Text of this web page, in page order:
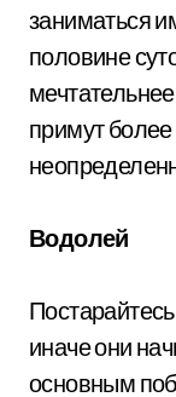
заниматься
половине
примут
Водолей
иначе они
основным